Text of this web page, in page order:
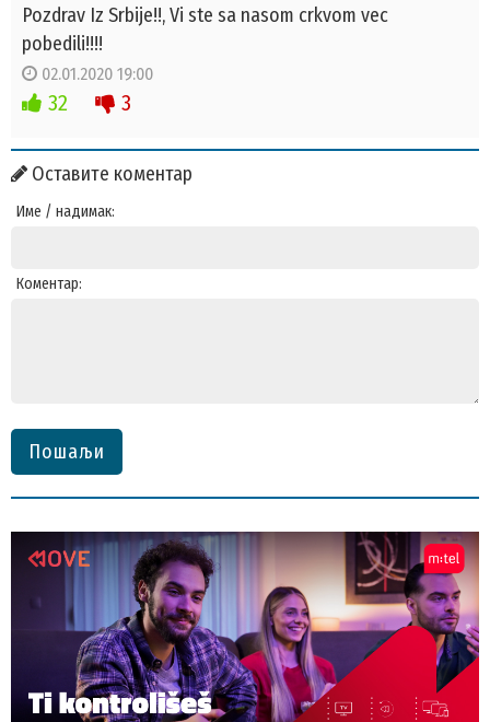
Pozdrav Iz Srbije!!, Vi ste sa nasom crkvom vec
pobedili!!!!
02.01.2020 19:00
32 3
Оставите коментар
Име / надимак:
Коментар:
Пошаљи